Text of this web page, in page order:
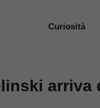
Curiosità
arriva